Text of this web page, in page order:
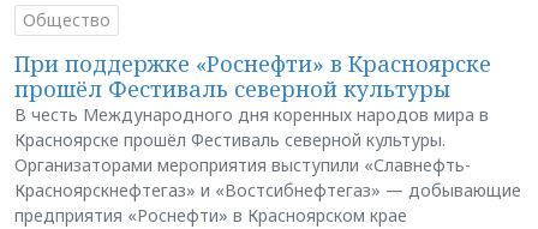
Общество
При поддержке «Роснефти» в Красноярске
прошёл Фестиваль северной культуры
В честь Международного дня коренных народов мира в
Красноярске прошёл Фестиваль северной культуры.
Организаторами мероприятия выступили «Славнефть-
Красноярскнефтегаз» и «Востсибнефтегаз» — добывающие
предприятия «Роснефти» в Красноярском крае